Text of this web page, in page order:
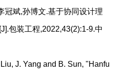
斌,孙博文.基于协同设计理
包装工程,2022,43(2):1-9.中
J. Yang and B. Sun, "Hanfu